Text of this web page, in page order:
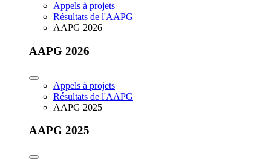
Appels à projets
Résultats de l'AAPG
AAPG 2026
AAPG 2026
Appels à projets
Résultats de l'AAPG
AAPG 2025
AAPG 2025